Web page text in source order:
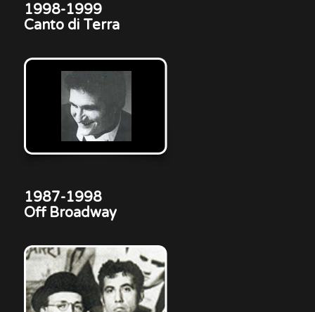
1998-1999
Canto di Terra
1987-1998
Off Broadway